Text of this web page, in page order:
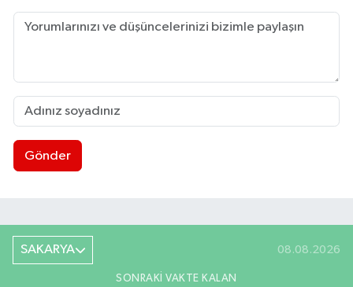
Gönder
SAKARYA 08.08.2026
SONRAKI VAKTE KALAN